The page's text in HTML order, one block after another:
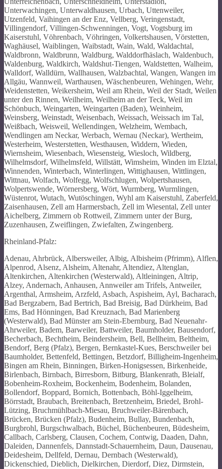
Rheinland-Pfalz:
Adenau, Ahrbrück, Albersweiler, Albig, Albisheim (Pfrimm), Alflen,
Alpenrod, Alsenz, Alsheim, Altenahr, Altendiez, Altenglan,
Altenkirchen, Altenkirchen (Westerwald), Altleiningen, Altrip,
Alzey, Andernach, Anhausen, Annweiler am Trifels, Antweiler,
Argenthal, Armsheim, Arzfeld, Asbach, Aspisheim, Ayl, Bacharach,
Bad Bergzabern, Bad Bertrich, Bad Breisig, Bad Dürkheim, Bad
Ems, Bad Hönningen, Bad Kreuznach, Bad Marienberg
(Westerwald), Bad Münster am Stein-Ebernburg, Bad Neuenahr-
Ahrweiler, Badem, Barweiler, Battweiler, Baumholder, Bausendorf,
Becherbach, Bechtheim, Beindersheim, Bell, Bellheim, Beltheim,
Bendorf, Berg (Pfalz), Bergen, Bernkastel-Kues, Berschweiler bei
Baumholder, Bettenfeld, Bettingen, Betzdorf, Billigheim-Ingenheim,
Bingen am Rhein, Binningen, Birken-Honigsessen, Birkenheide,
Birlenbach, Birnbach, Birresborn, Bitburg, Blankenrath, Bleialf,
Bobenheim-Roxheim, Bockenheim, Bodenheim, Bolanden,
Bollendorf, Boppard, Bornich, Bottenbach, Böhl-Iggelheim,
Börrstadt, Braubach, Breitenbach, Bretzenheim, Briedel, Brohl-
Lützing, Bruchmühlbach-Miesau, Bruchweiler-Bärenbach,
Brücken, Brücken (Pfalz), Budenheim, Bullay, Bundenbach,
Burgbrohl, Burgschwalbach, Büchel, Büchenbeuren, Büdesheim,
Callbach, Carlsberg, Clausen, Cochem, Contwig, Daaden, Dahn,
Daleiden, Dannenfels, Dannstadt-Schauernheim, Daun, Dausenau,
Deidesheim, Dellfeld, Dernau, Dernbach (Westerwald),
Dickenschied, Dieblich, Dielkirchen, Dierdorf, Diez, Dirmstein,